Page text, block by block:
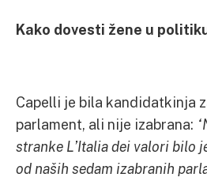
Kako dovesti žene u
Capelli je bila kandidatkinja
parlament, ali nije izabrana:
stranke L’Italia dei valori bilo
od naših sedam izabranih